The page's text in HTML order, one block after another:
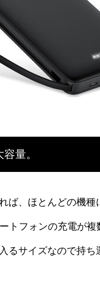
量。
ば、ほとんどの機種
トフォンの充電が
るサイズなので持